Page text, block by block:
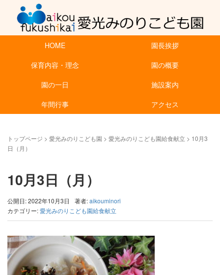
HOME
園長挨拶
保育内容・理念
園の概要
園の一日
施設案内
年間行事
アクセス
トップページ > 愛光みのりこども園 > 愛光みのりこども園給食献立 > 10月3
日（月）
10月3日（月）
公開日: 2022年10月3日 著者:aikouminori
カテゴリー:愛光みのりこども園給食献立